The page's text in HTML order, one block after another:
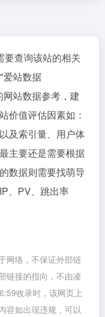
要查询该站的相关
爱站数据
站数据参考，建
价值评估因素如：
及索引量、用户体
主要还是需要根据
数据则需要找萌导
、PV、跳出率
网络，不保证外部链
链接的指向，不由凌
收录时，该网页上
容如出现违规，可以